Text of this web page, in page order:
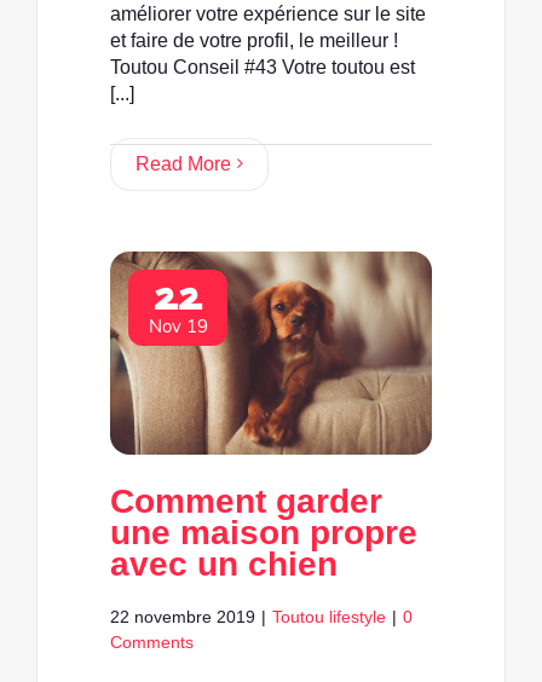
améliorer votre expérience sur le site
et faire de votre profil, le meilleur !
Toutou Conseil #43 Votre toutou est
[...]
Read More
22
Nov 19
Comment garder
une maison propre
avec un chien
22 novembre 2019 | Toutou lifestyle | 0
Comments